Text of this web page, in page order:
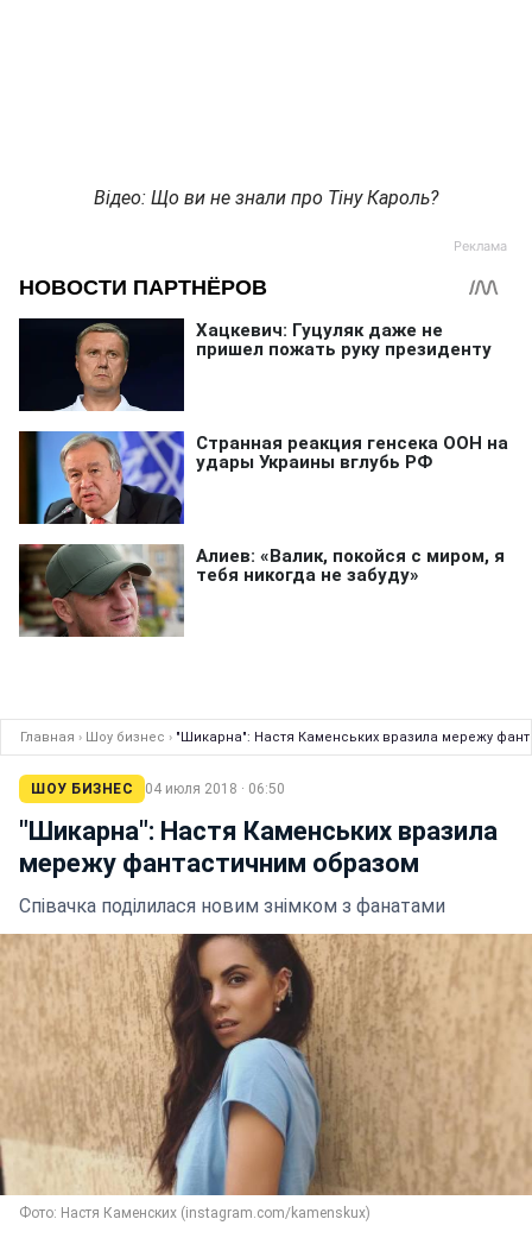
Відео: Що ви не знали про Тіну Кароль?
Главная › Шоу бизнес › "Шикарна": Настя Каменських вразила мережу
ШОУ БИЗНЕС 04 июля 2018 · 06:50
"Шикарна": Настя Каменських вразила
мережу фантастичним образом
Співачка поділилася новим знімком з фанатами
Фото: Настя Каменских (instagram.com/kamenskux)